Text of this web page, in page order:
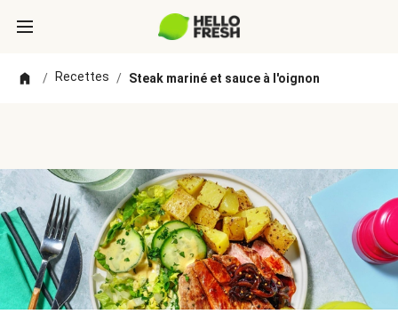
/ Recettes / Steak mariné et sauce à l'oignon